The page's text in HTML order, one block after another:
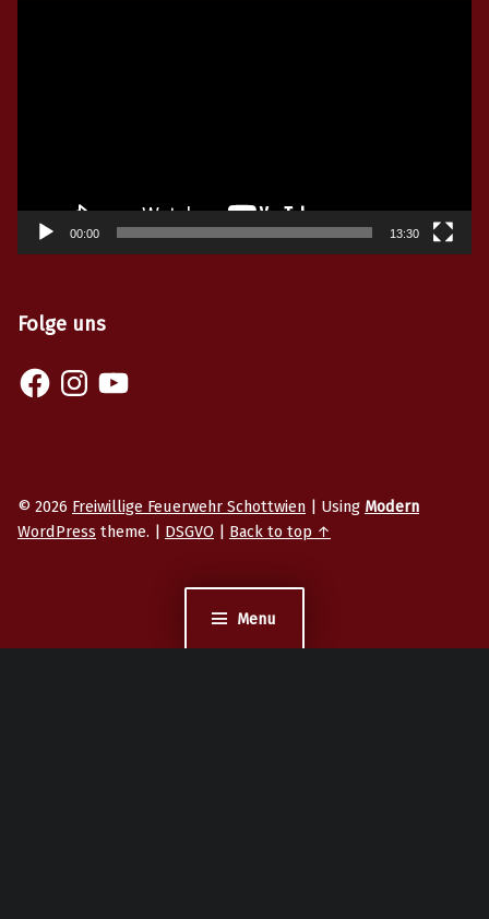
Menu
00:00 13:30
Folge uns
© 2026 Freiwillige Feuerwehr Schottwien Using Modern
WordPress theme. DSGVO Back to top ↑